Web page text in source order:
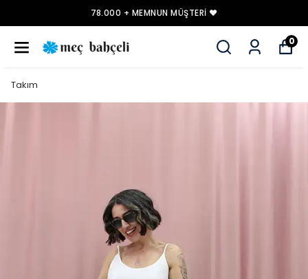
78.000 + MEMNUN MÜŞTERI ❤️
0
Takım